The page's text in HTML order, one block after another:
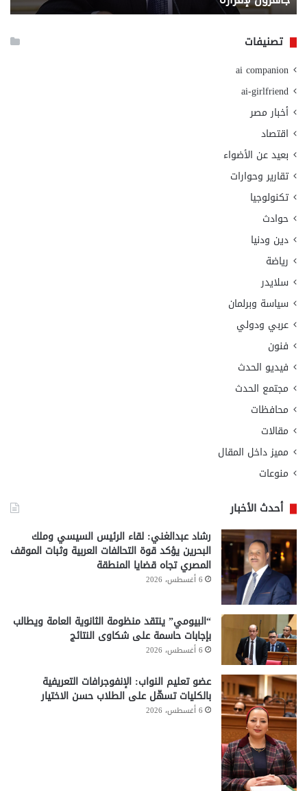
تصنيفات
ai companion
ai-girlfriend
أخبار مصر
اقتصاد
بعيد عن الأضواء
تقارير وحوارات
تكنولوجيا
حوادث
دين ودنيا
رياضة
سلايدر
سياسة وبرلمان
عربي ودولي
فنون
فيديو الحدث
مجتمع الحدث
محافظات
مقالات
مميز داخل المقال
منوعات
أحدث الأخبار
رشاد عبدالغني: لقاء الرئيس السيسي وملك
البحرين يؤكد قوة التحالفات العربية وثبات الموقف
المصري تجاه قضايا المنطقة
6 أغسطس، 2026
“البيومي” ينتقد منظومة الثانوية العامة ويطالب
بإجابات حاسمة على شكاوى النتائج
6 أغسطس، 2026
عضو تعليم النواب: الإنفوجرافات التعريفية
بالكليات تسهّل على الطلاب حسن الاختيار
6 أغسطس، 2026